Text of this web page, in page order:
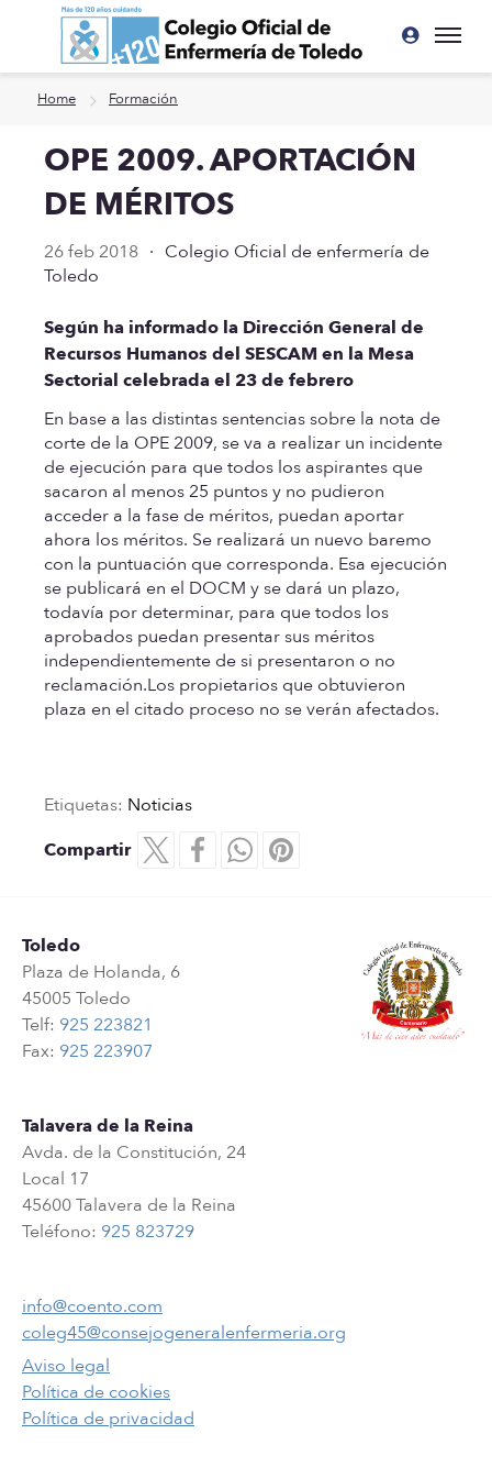
Ir a contenido principal
Home Formación
OPE 2009. APORTACIÓN
DE MÉRITOS
26 feb 2018 · Colegio Oficial de enfermería de
Toledo
Según ha informado la Dirección General de
Recursos Humanos del SESCAM en la Mesa
Sectorial celebrada el 23 de febrero
En base a las distintas sentencias sobre la nota de
corte de la OPE 2009, se va a realizar un incidente
de ejecución para que todos los aspirantes que
sacaron al menos 25 puntos y no pudieron
acceder a la fase de méritos, puedan aportar
ahora los méritos. Se realizará un nuevo baremo
con la puntuación que corresponda. Esa ejecución
se publicará en el DOCM y se dará un plazo,
todavía por determinar, para que todos los
aprobados puedan presentar sus méritos
independientemente de si presentaron o no
reclamación.Los propietarios que obtuvieron
plaza en el citado proceso no se verán afectados.
Etiquetas: Noticias
Compartir
Toledo
Plaza de Holanda, 6
45005 Toledo
Telf: 925 223821
Fax: 925 223907
Talavera de la Reina
Avda. de la Constitución, 24
Local 17
45600 Talavera de la Reina
Teléfono: 925 823729
info@coento.com
coleg45@consejogeneralenfermeria.org
Aviso legal
Política de cookies
Política de privacidad